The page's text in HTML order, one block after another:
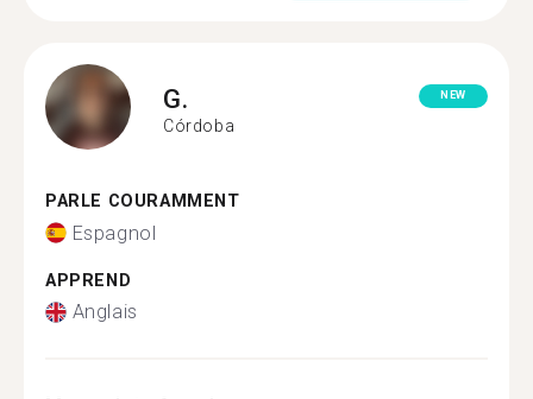
G.
Córdoba
NEW
PARLE COURAMMENT
Espagnol
APPREND
Anglais